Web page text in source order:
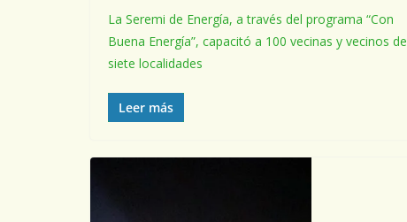
La Seremi de Energía, a través del programa “Con
Buena Energía”, capacitó a 100 vecinas y vecinos de
siete localidades
Leer más